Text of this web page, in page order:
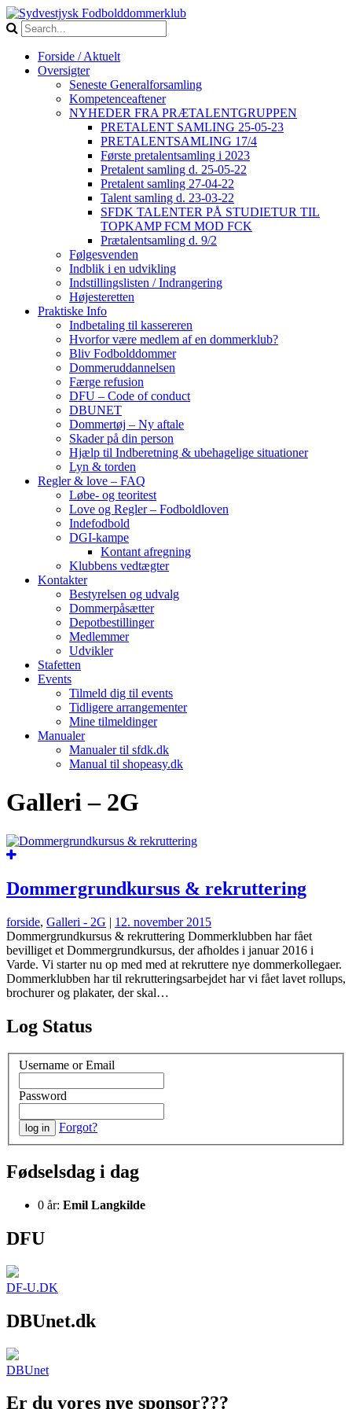
Forside / Aktuelt
Oversigter
Seneste Generalforsamling
Kompetenceaftener
NYHEDER FRA PRÆTALENTGRUPPEN
PRETALENT SAMLING 25-05-23
PRETALENTSAMLING 17/4
Første pretalentsamling i 2023
Pretalent samling d. 25-05-22
Pretalent samling 27-04-22
Talent samling d. 23-03-22
SFDK TALENTER PÅ STUDIETUR TIL
TOPKAMP FCM MOD FCK
Prætalentsamling d. 9/2
Følgesvenden
Indblik i en udvikling
Indstillingslisten / Indrangering
Højesteretten
Praktiske Info
Indbetaling til kassereren
Hvorfor være medlem af en dommerklub?
Bliv Fodbolddommer
Dommeruddannelsen
Færge refusion
DFU – Code of conduct
DBUNET
Dommertøj – Ny aftale
Skader på din person
Hjælp til Indberetning & ubehagelige situationer
Lyn & torden
Regler & love – FAQ
Løbe- og teoritest
Love og Regler – Fodboldloven
Indefodbold
DGI-kampe
Kontant afregning
Klubbens vedtægter
Kontakter
Bestyrelsen og udvalg
Dommerpåsætter
Depotbestillinger
Medlemmer
Udvikler
Stafetten
Events
Tilmeld dig til events
Tidligere arrangementer
Mine tilmeldinger
Manualer
Manualer til sfdk.dk
Manual til shopeasy.dk
Galleri – 2G
Dommergrundkursus & rekruttering
forside, Galleri - 2G | 12. november 2015
Dommergrundkursus & rekruttering Dommerklubben har fået
bevilliget et Dommergrundkursus, der afholdes i januar 2016 i
Varde. Vi starter nu op med med at rekruttere nye dommerkollegaer.
Dommerklubben har til rekrutteringsarbejdet har vi fået lavet rollups,
brochurer og plakater, der skal…
Log Status
Username or Email
Password
Forgot?
Fødselsdag i dag
0 år: Emil Langkilde
DFU
DF-U.DK
DBUnet.dk
DBUnet
Er du vores nye sponsor???